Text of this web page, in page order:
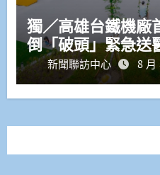
獨／高雄台鐵機廠
倒「破頭」緊急送
新聞聯訪中心 8 月